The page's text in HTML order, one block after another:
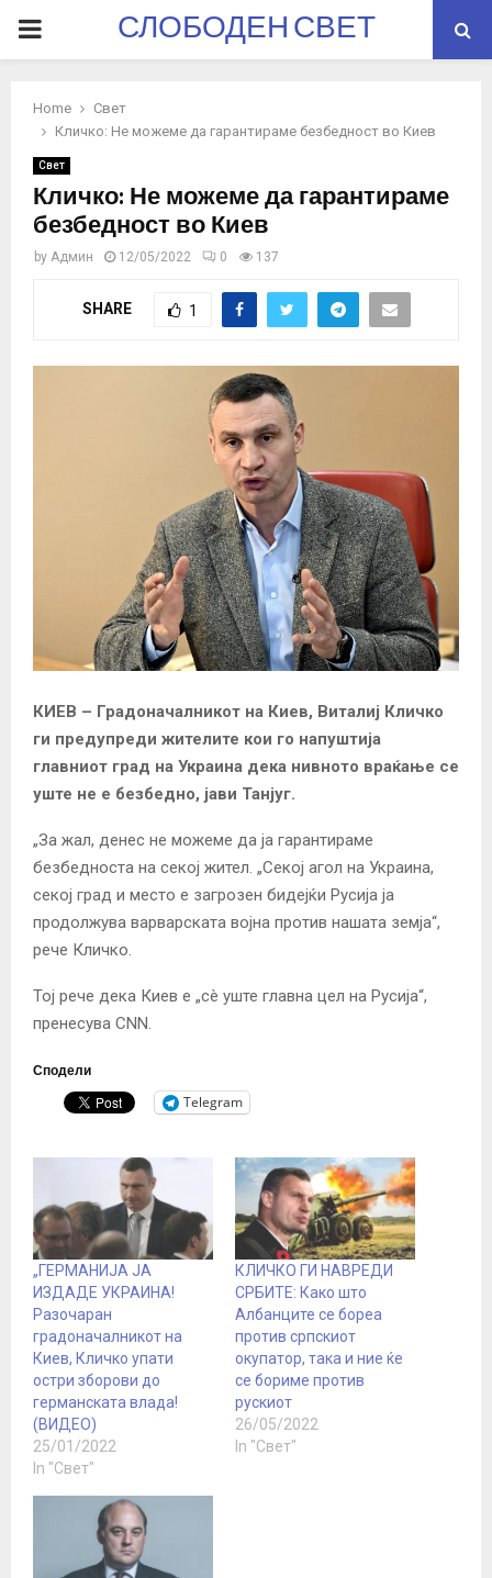
PRIMARYСЛОБОДЕН СВЕТ
Home
Свет
Кличко: Не можеме да гарантираме безбедност во Киев
Свет
Кличко: Не можеме да гарантираме
безбедност во Киев
by Админ 12/05/2022 0 137
SHARE 1
КИЕВ – Градоначалникот на Киев, Виталиј Кличко
ги предупреди жителите кои го напуштија
главниот град на Украина дека нивното враќање се
уште не е безбедно, јави Танјуг.
„За жал, денес не можеме да ја гарантираме
безбедноста на секој жител. „Секој агол на Украина,
секој град и место е загрозен бидејќи Русија ја
продолжува варварската војна против нашата земја“,
рече Кличко.
Тој рече дека Киев е „сè уште главна цел на Русија“,
пренесува CNN.
Сподели
Telegram
„ГЕРМАНИЈА ЈА
ИЗДАДЕ УКРАИНА!
Разочаран
градоначалникот на
Киев, Кличко упати
остри зборови до
германската влада!
(ВИДЕО)
25/01/2022
In "Свет"
КЛИЧКО ГИ НАВРЕДИ
СРБИТЕ: Како што
Албанците се бореа
против српскиот
окупатор, така и ние ќе
се бориме против
рускиот
26/05/2022
In "Свет"